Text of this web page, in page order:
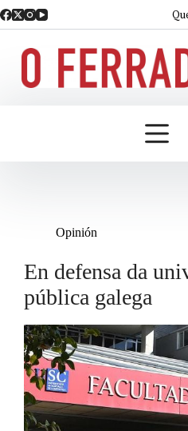
Saltar
ao
Opinión
En defensa da
pública galega